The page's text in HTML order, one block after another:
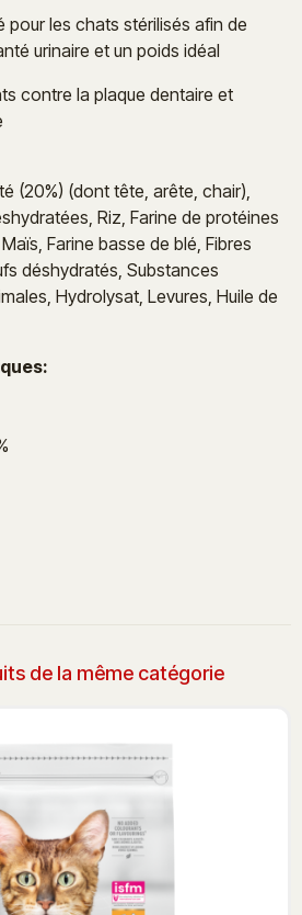
pour les chats stérilisés afin de
urinaire et un poids idéal
contre la plaque dentaire et
(20%) (dont tête, arête, chair),
Riz, Farine de protéines
Farine basse de blé, Fibres
déshydratés, Substances
Hydrolysat, Levures, Huile de
de la même catégorie